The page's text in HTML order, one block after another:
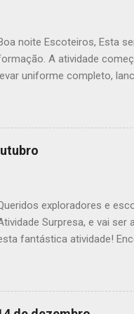
noite Escoteiros, Esta
A atividade
uniforme completo,
Patrulha Veado , têm de
OBRIGATÓRIO !! Max e
vejam as informações no
exploradores e
Surpresa, e vai
fantástica atividade!
material que definiram no
todo o material de
guias para saberem o que